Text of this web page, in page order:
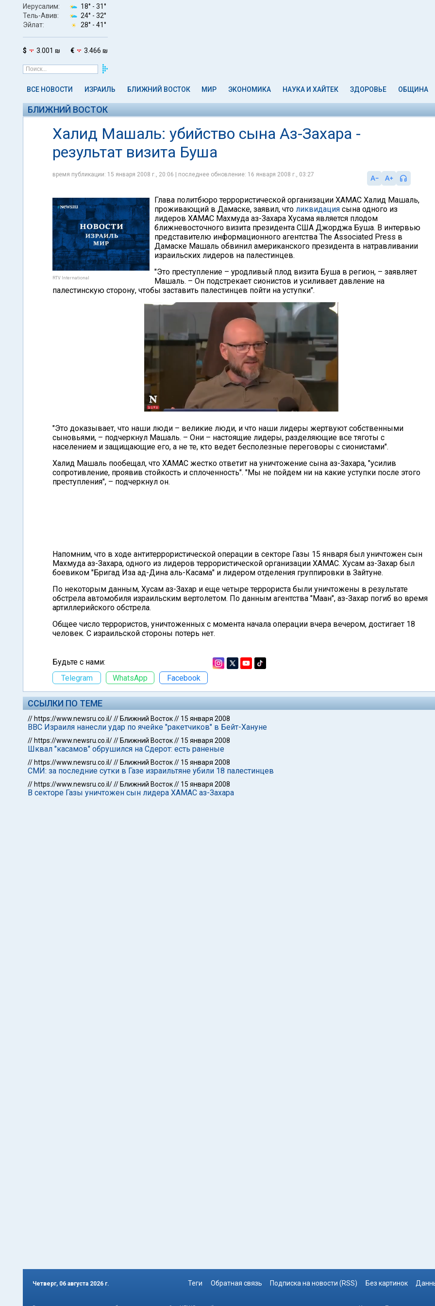
Иерусалим: 18° - 31°
Тель-Авив:
24° - 32°
Эйлат:
28° - 41°
$ 3.001 ₪ € 3.466 ₪
ВСЕ НОВОСТИ ИЗРАИЛЬ БЛИЖНИЙ ВОСТОК МИР ЭКОНОМИКА НАУКА И ХАЙТЕК ЗДОРОВЬЕ ОБЩИНА
БЛИЖНИЙ ВОСТОК
Халид Машаль: убийство сына Аз-Захара -
результат визита Буша
время публикации: 15 января 2008 г., 20:06 | последнее обновление: 16 января 2008 г., 03:27
RTV International
Глава политбюро террористической организации ХАМАС Халид Машаль,
проживающий в Дамаске, заявил, что ликвидация сына одного из
лидеров ХАМАС Махмуда аз-Захара Хусама является плодом
ближневосточного визита президента США Джорджа Буша. В интервью
представителю информационного агентства The Associated Press в
Дамаске Машаль обвинил американского президента в натравливании
израильских лидеров на палестинцев.
"Это преступление – уродливый плод визита Буша в регион, – заявляет
Машаль. – Он подстрекает сионистов и усиливает давление на
палестинскую сторону, чтобы заставить палестинцев пойти на уступки".
"Это доказывает, что наши люди – великие люди, и что наши лидеры жертвуют собственными
сыновьями, – подчеркнул Машаль. – Они – настоящие лидеры, разделяющие все тяготы с
населением и защищающие его, а не те, кто ведет бесполезные переговоры с сионистами".
Халид Машаль пообещал, что ХАМАС жестко ответит на уничтожение сына аз-Захара, "усилив
сопротивление, проявив стойкость и сплоченность". "Мы не пойдем ни на какие уступки после этого
преступления", – подчеркнул он.
Напомним, что в ходе антитеррористической операции в секторе Газы 15 января был уничтожен сын
Махмуда аз-Захара, одного из лидеров террористической организации ХАМАС. Хусам аз-Захар был
боевиком "Бригад Иза ад-Дина аль-Касама" и лидером отделения группировки в Зайтуне.
По некоторым данным, Хусам аз-Захар и еще четыре террориста были уничтожены в результате
обстрела автомобиля израильским вертолетом. По данным агентства "Маан", аз-Захар погиб во время
артиллерийского обстрела.
Общее число террористов, уничтоженных с момента начала операции вчера вечером, достигает 18
человек. С израильской стороны потерь нет.
Будьте с нами:
Telegram
WhatsApp Facebook
ССЫЛКИ ПО ТЕМЕ
// https://www.newsru.co.il/// Ближний Восток// 15 января 2008
ВВС Израиля нанесли удар по ячейке "ракетчиков" в Бейт-Хануне
// https://www.newsru.co.il/// Ближний Восток// 15 января 2008
Шквал "касамов" обрушился на Сдерот: есть раненые
// https://www.newsru.co.il/// Ближний Восток// 15 января 2008
СМИ: за последние сутки в Газе израильтяне убили 18 палестинцев
// https://www.newsru.co.il/// Ближний Восток// 15 января 2008
В секторе Газы уничтожен сын лидера ХАМАС аз-Захара
Четверг, 06 августа 2026 г. Теги Обратная связь Подписка на новости (RSS) Без картинок